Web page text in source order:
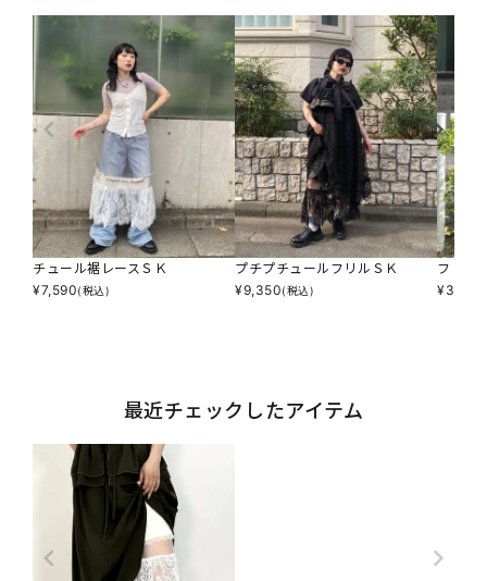
チュール裾レースＳＫ
¥7,590(税込)
プチプチュールフリルＳＫ
¥9,350(税込)
フリフ
¥3,795
最近チェックしたアイテム